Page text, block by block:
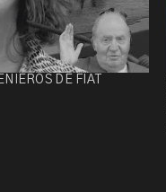
DE FIAT